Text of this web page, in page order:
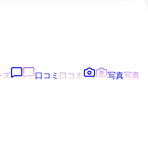
ズ 口コミ 口コミ 写真写真